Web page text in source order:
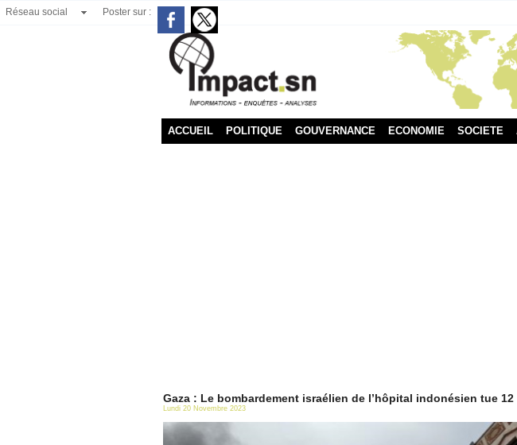
Réseau social Poster sur :
ACCUEIL POLITIQUE GOUVERNANCE ECONOMIE SOCIETE
Gaza : Le bombardement israélien de l’hôpital indonésien tue
Lundi 20 Novembre 2023